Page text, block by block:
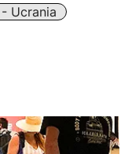
Ucrania